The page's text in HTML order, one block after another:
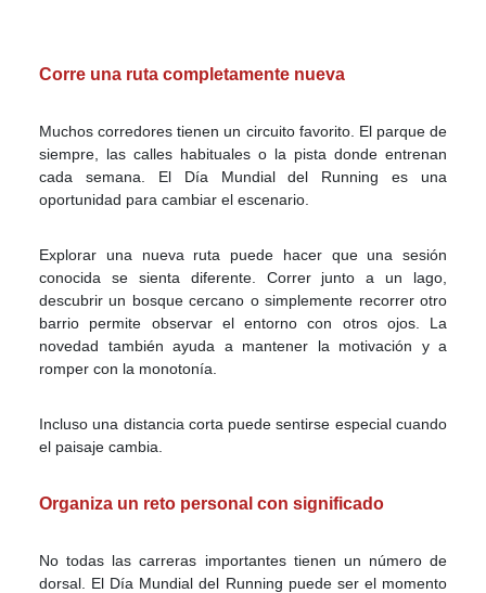
Corre una ruta completamente nueva
Muchos corredores tienen un circuito favorito. El parque de
siempre, las calles habituales o la pista donde entrenan
cada semana. El Día Mundial del Running es una
oportunidad para cambiar el escenario.
Explorar una nueva ruta puede hacer que una sesión
conocida se sienta diferente. Correr junto a un lago,
descubrir un bosque cercano o simplemente recorrer otro
barrio permite observar el entorno con otros ojos. La
novedad también ayuda a mantener la motivación y a
romper con la monotonía.
Incluso una distancia corta puede sentirse especial cuando
el paisaje cambia.
Organiza un reto personal con significado
No todas las carreras importantes tienen un número de
dorsal. El Día Mundial del Running puede ser el momento